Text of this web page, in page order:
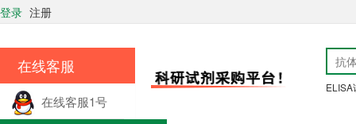
在线客服
在线客服1号
登录 注册
ELISA